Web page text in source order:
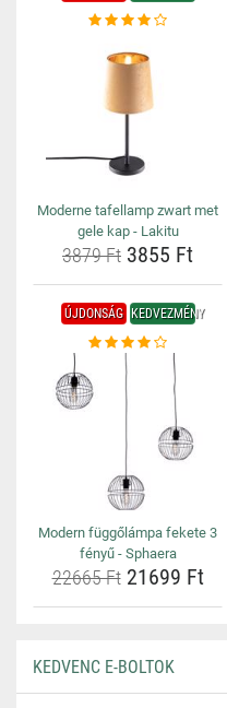
Moderne tafellamp zwart met
gele kap - Lakitu
3879 Ft 3855 Ft
ÚJDONSÁG KEDVEZMÉNY
Modern függőlámpa fekete 3
fényű - Sphaera
22665 Ft21699 Ft
KEDVENC E-BOLTOK